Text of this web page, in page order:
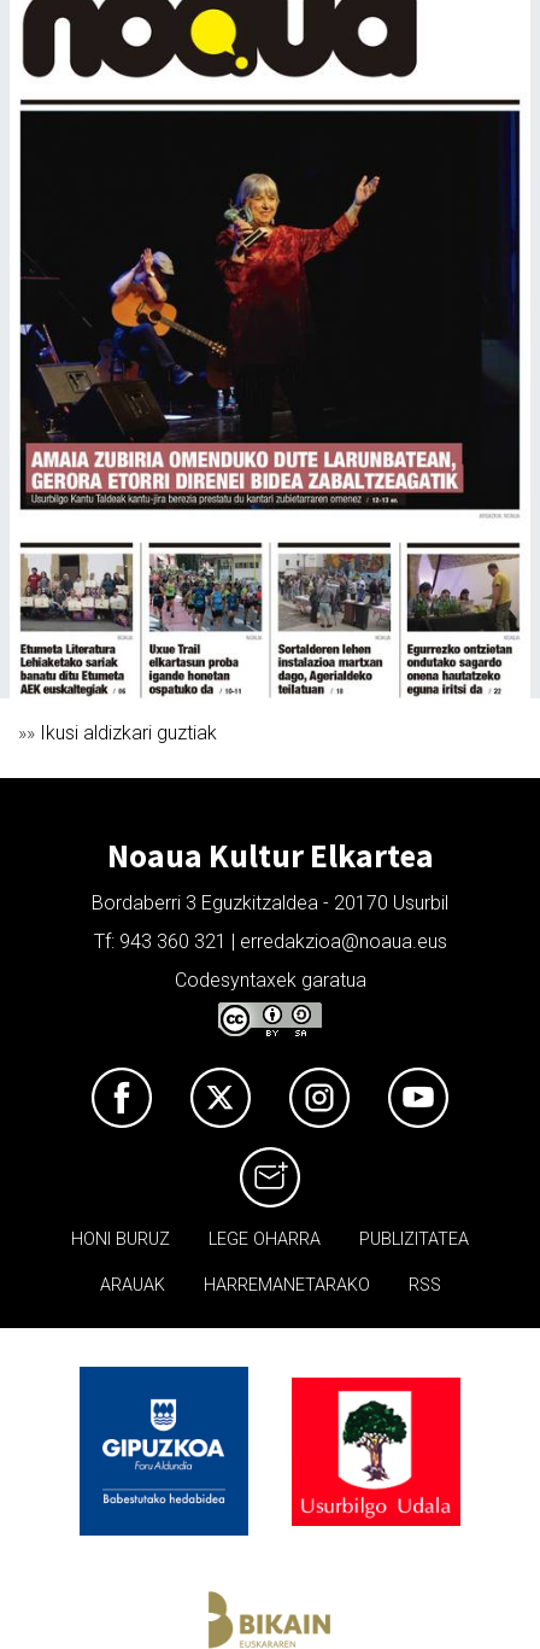
»» Ikusi aldizkari guztiak
Noaua Kultur Elkartea
Bordaberri 3 Eguzkitzaldea - 20170 Usurbil
Tf: 943 360 321 | erredakzioa@noaua.eus
Codesyntaxek garatua
HONI BURUZ LEGE OHARRA PUBLIZITATEA
ARAUAK HARREMANETARAKO RSS